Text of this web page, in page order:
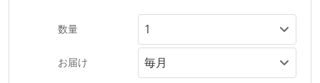
数量
お届け